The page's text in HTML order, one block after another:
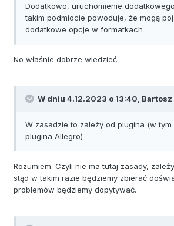
Dodatkowo, uruchomienie
takim podmiocie powoduje, że mogą
dodatkowe opcje w formatkach
No właśnie dobrze wiedzieć.
W dniu 4.12.2023 o 13:40, Bartosz
W zasadzie to zależy od plugina (w tym
plugina Allegro)
Rozumiem. Czyli nie ma tutaj zasady,
stąd w takim razie będziemy zbierać
problemów będziemy dopytywać.